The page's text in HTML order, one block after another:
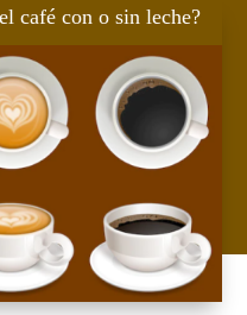
café con o sin leche?